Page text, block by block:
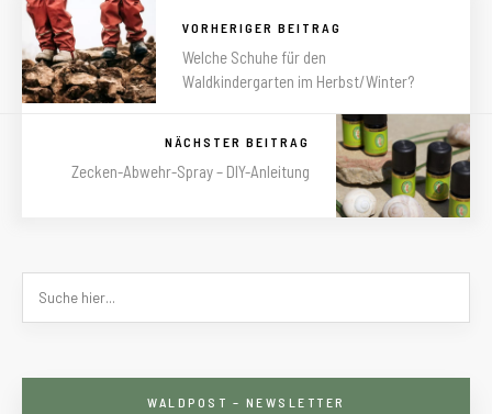
VORHERIGER BEITRAG
Welche Schuhe für den
Waldkindergarten im Herbst/Winter?
NÄCHSTER BEITRAG
Zecken-Abwehr-Spray – DIY-Anleitung
WALDPOST – NEWSLETTER